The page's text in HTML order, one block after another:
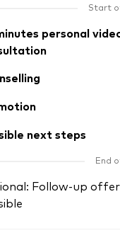
Start
personal
next steps
End
Follow-up